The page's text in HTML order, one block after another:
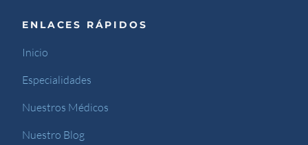
ENLACES RÁPIDOS
Inicio
Especialidades
Nuestros Médicos
Nuestro Blog